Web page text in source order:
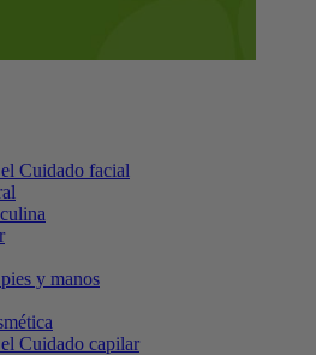
Cuidado facial
y manos
Cuidado capilar